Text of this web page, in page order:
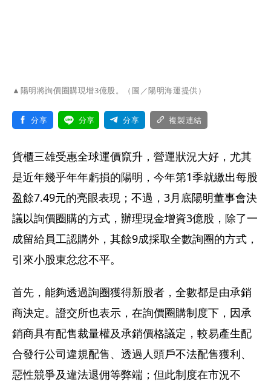
▲陽明將詢價圈購現增3億股。（圖／陽明海運提供）
分享 分享 分享 複製連結
貨櫃三雄受惠全球運價竄升，營運狀況大好，尤其
是近年幾乎年年虧損的陽明，今年第1季就繳出每股
盈餘7.49元的亮眼表現；不過，3月底陽明董事會決
議以詢價圈購的方式，辦理現金增資3億股，除了一
成留給員工認購外，其餘9成採取全數詢圈的方式，
引來小股東忿忿不平。
首先，能夠透過詢圈獲得新股者，全數都是由承銷
商決定。證交所也表示，在詢價圈購制度下，因承
銷商具有配售裁量權及承銷價格議定，較易產生配
合發行公司違規配售、透過人頭戶不法配售獲利、
惡性競爭及違法退佣等弊端；但此制度在市況不